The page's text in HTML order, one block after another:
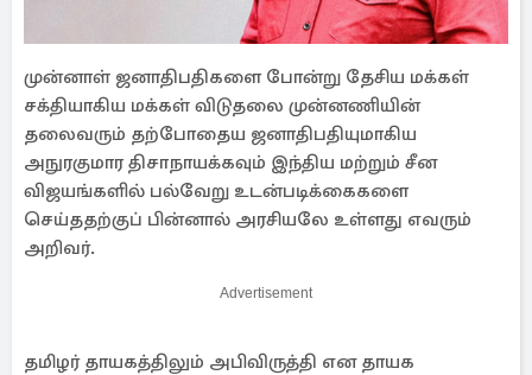
முன்னாள் ஜனாதிபதிகளை போன்று தேசிய மக்கள்
சக்தியாகிய மக்கள் விடுதலை முன்னணியின்
தலைவரும் தற்போதைய ஜனாதிபதியுமாகிய
அநுரகுமார திசாநாயக்கவும் இந்திய மற்றும் சீன
விஜயங்களில் பல்வேறு உடன்படிக்கைகளை
செய்ததற்குப் பின்னால் அரசியலே உள்ளது எவரும்
அறிவர்.
Advertisement
தமிழர் தாயகத்திலும் அபிவிருத்தி என தாயக